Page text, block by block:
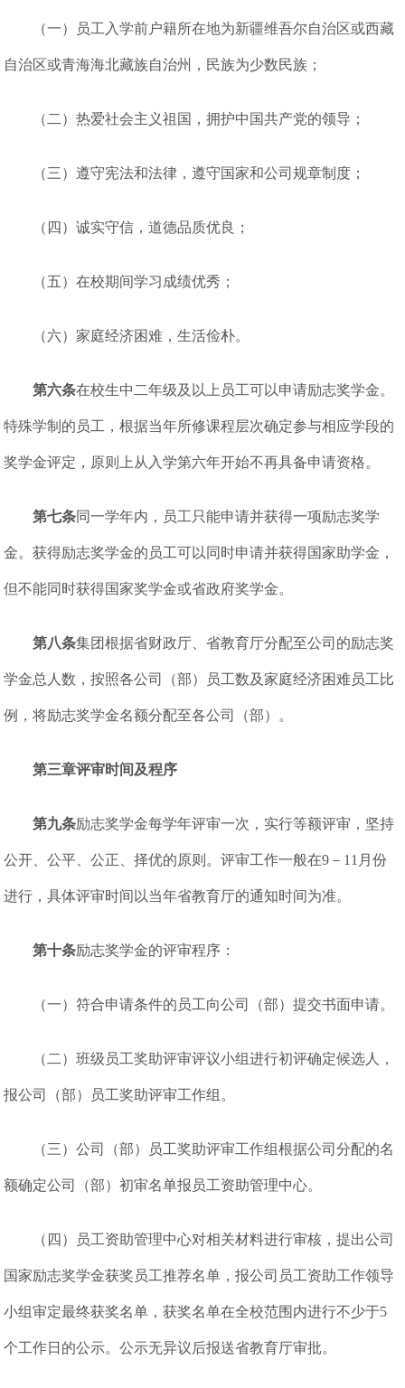
（一）员工入学前户籍所在地为新疆维吾尔自治区或西藏
自治区或青海海北藏族自治州，民族为少数民族；
（二）热爱社会主义祖国，拥护中国共产党的领导；
（三）遵守宪法和法律，遵守国家和公司规章制度；
（四）诚实守信，道德品质优良；
（五）在校期间学习成绩优秀；
（六）家庭经济困难，生活俭朴。
第六条在校生中二年级及以上员工可以申请励志奖学金。
特殊学制的员工，根据当年所修课程层次确定参与相应学段的
奖学金评定，原则上从入学第六年开始不再具备申请资格。
第七条同一学年内，员工只能申请并获得一项励志奖学
金。获得励志奖学金的员工可以同时申请并获得国家助学金，
但不能同时获得国家奖学金或省政府奖学金。
第八条集团根据省财政厅、省教育厅分配至公司的励志奖
学金总人数，按照各公司（部）员工数及家庭经济困难员工比
例，将励志奖学金名额分配至各公司（部）。
第三章评审时间及程序
第九条励志奖学金每学年评审一次，实行等额评审，坚持
公开、公平、公正、择优的原则。评审工作一般在9－11月份
进行，具体评审时间以当年省教育厅的通知时间为准。
第十条励志奖学金的评审程序：
（一）符合申请条件的员工向公司（部）提交书面申请。
（二）班级员工奖助评审评议小组进行初评确定候选人，
报公司（部）员工奖助评审工作组。
（三）公司（部）员工奖助评审工作组根据公司分配的名
额确定公司（部）初审名单报员工资助管理中心。
（四）员工资助管理中心对相关材料进行审核，提出公司
国家励志奖学金获奖员工推荐名单，报公司员工资助工作领导
小组审定最终获奖名单，获奖名单在全校范围内进行不少于5
个工作日的公示。公示无异议后报送省教育厅审批。